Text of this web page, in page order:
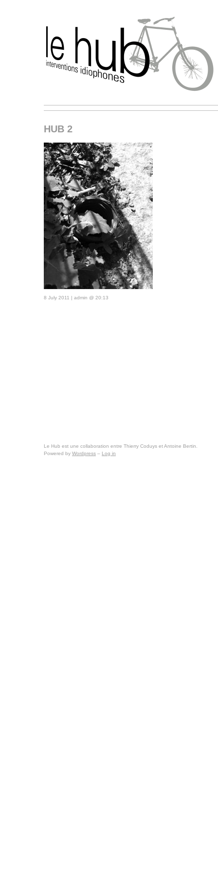
HUB 2
8 July 2011 | admin @ 20:13
Le Hub est une collaboration entre Thierry Coduys et Antoine Bertin.
Powered by Wordpress – Log in